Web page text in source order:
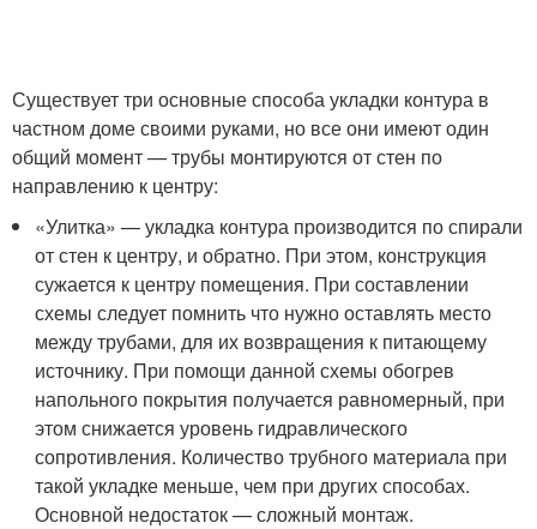
Существует три основные способа укладки контура в
частном доме своими руками, но все они имеют один
общий момент — трубы монтируются от стен по
направлению к центру:
«Улитка» — укладка контура производится по спирали
от стен к центру, и обратно. При этом, конструкция
сужается к центру помещения. При составлении
схемы следует помнить что нужно оставлять место
между трубами, для их возвращения к питающему
источнику. При помощи данной схемы обогрев
напольного покрытия получается равномерный, при
этом снижается уровень гидравлического
сопротивления. Количество трубного материала при
такой укладке меньше, чем при других способах.
Основной недостаток — сложный монтаж.